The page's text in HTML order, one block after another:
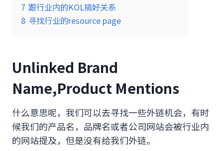
7 跟行业内的KOL搞好关系
8 寻找行业的resource page
Unlinked Brand
Name,Product Mentions
什么意思呢，我们可以去寻找一些外链机会，有时
候我们的产品名，品牌名或者公司网站会被行业内
的网站提及，但是没有给我们外链。